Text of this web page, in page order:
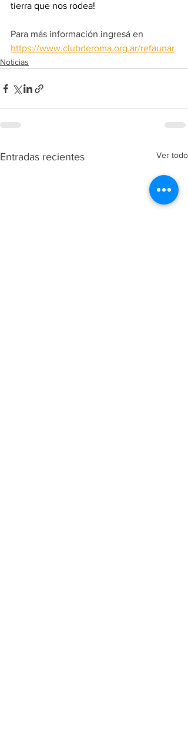
tierra que nos rodea!
Para más información ingresá en
https://www.clubderoma.org.ar/refaunar
Noticias
Entradas recientes Ver todo